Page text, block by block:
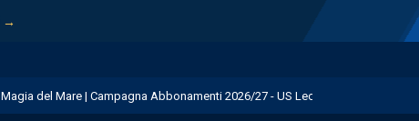
→
Magia del Mare | Campagna Abbonamenti 2026/27 - US Lecce